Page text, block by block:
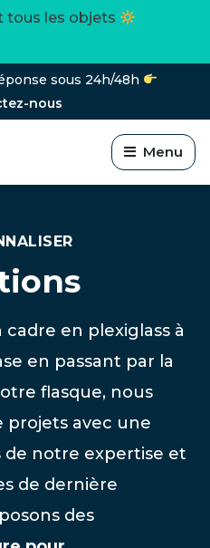
tous les objets
sous 24h/48h
nous
Menu
en plexiglass à
en passant par la
flasque, nous
projets avec une
de notre expertise et
de dernière
des